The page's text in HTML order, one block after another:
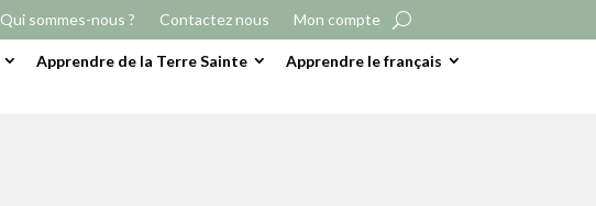
Qui sommes-nous ? Contactez nous Mon compte
Apprendre de la Terre Sainte Apprendre le français